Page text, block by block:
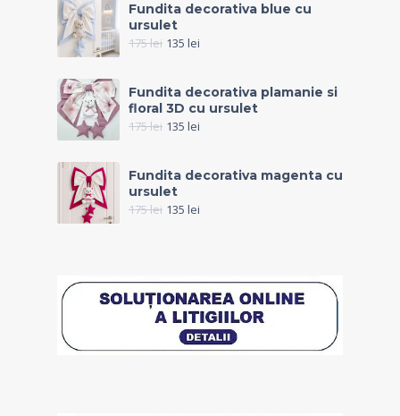
Fundita decorativa blue cu
ursulet
175lei 135 lei
Fundita decorativa plamanie si
floral 3D cu ursulet
175lei 135 lei
Fundita decorativa magenta cu
ursulet
175lei 135 lei